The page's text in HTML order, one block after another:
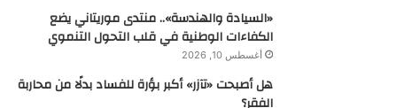
«السيادة والهندسة».. منتدى موريتاني يضع
الكفاءات الوطنية في قلب التحول التنموي
أغسطس 10, 2026
هل أصبحت «تآزر» أكبر بؤرة للفساد بدلًا من محاربة